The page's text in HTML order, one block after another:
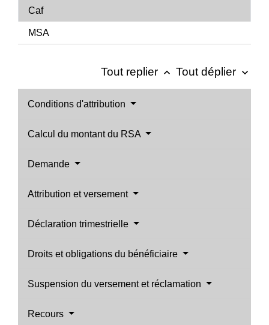
Caf
MSA
Tout replier keyboard_arrow_up Tout déplier keyboard_arrow_down
Conditions d'attribution
Calcul du montant du RSA
Demande
Attribution et versement
Déclaration trimestrielle
Droits et obligations du bénéficiaire
Suspension du versement et réclamation
Recours